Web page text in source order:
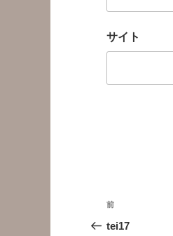
サイト
投
稿
前
の
前
tei17